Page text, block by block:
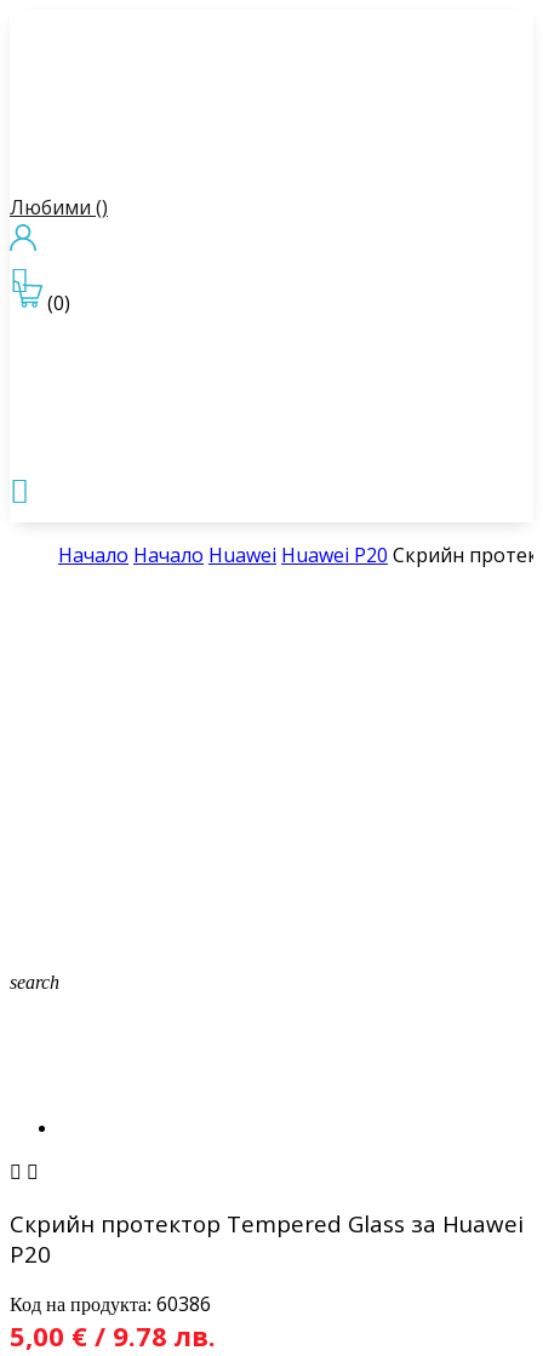
Любими ()
(0)


Начало Начало Huawei Huawei P20 Скрийн
search
 
Скрийн протектор Tempered Glass за Huawei
P20
Код на продукта: 60386
5,00 € / 9.78 лв.